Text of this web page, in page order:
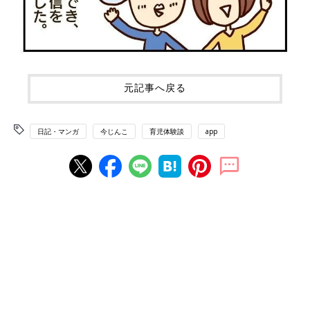
元記事へ戻る
日記・マンガ 今じんこ 育児体験談 app